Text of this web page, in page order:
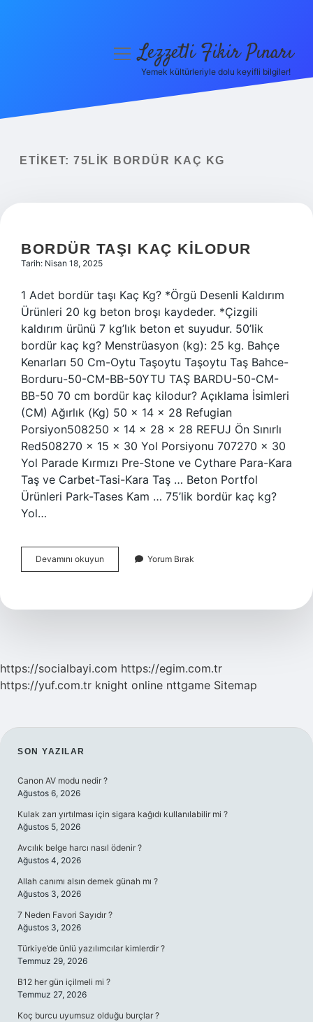
Yasal Uyarı
menüyüLezzetli Fikir Pınarı
Yemek kültürleriyle dolu keyifli bilgiler!
ETIKET: 75LIK BORDÜR KAÇ KG
BORDÜR TAŞI KAÇ KILODUR
Tarih: Nisan 18, 2025
1 Adet bordür taşı Kaç Kg? *Örgü Desenli Kaldırım
Ürünleri 20 kg beton broşı kaydeder. *Çizgili
kaldırım ürünü 7 kg’lık beton et suyudur. 50’lik
bordür kaç kg? Menstrüasyon (kg): 25 kg. Bahçe
Kenarları 50 Cm-Oytu Taşoytu Taşoytu Taş Bahce-
Borduru-50-CM-BB-50YTU TAŞ BARDU-50-CM-
BB-50 70 cm bordür kaç kilodur? Açıklama İsimleri
(CM) Ağırlık (Kg) 50 x 14 x 28 Refugian
Porsiyon508250 x 14 x 28 x 28 REFUJ Ön Sınırlı
Red508270 x 15 x 30 Yol Porsiyonu 707270 x 30
Yol Parade Kırmızı Pre-Stone ve Cythare Para-Kara
Taş ve Carbet-Tasi-Kara Taş … Beton Portfol
Ürünleri Park-Tases Kam … 75’lik bordür kaç kg?
Yol…
Devamını okuyun
Taşı
Yorum Bırak
https://socialbayi.com https://egim.com.tr
https://yuf.com.tr knight online nttgame Sitemap
SIDEBAR
SON YAZILAR
Canon AV modu nedir ?
Ağustos 6, 2026
Kulak zarı yırtılması için sigara kağıdı kullanılabilir mi ?
Ağustos 5, 2026
Avcılık belge harcı nasıl ödenir ?
Ağustos 4, 2026
Allah canımı alsın demek günah mı ?
Ağustos 3, 2026
7 Neden Favori Sayıdır ?
Ağustos 3, 2026
Türkiye’de ünlü yazılımcılar kimlerdir ?
Temmuz 29, 2026
B12 her gün içilmeli mi ?
Temmuz 27, 2026
Koç burcu uyumsuz olduğu burçlar ?